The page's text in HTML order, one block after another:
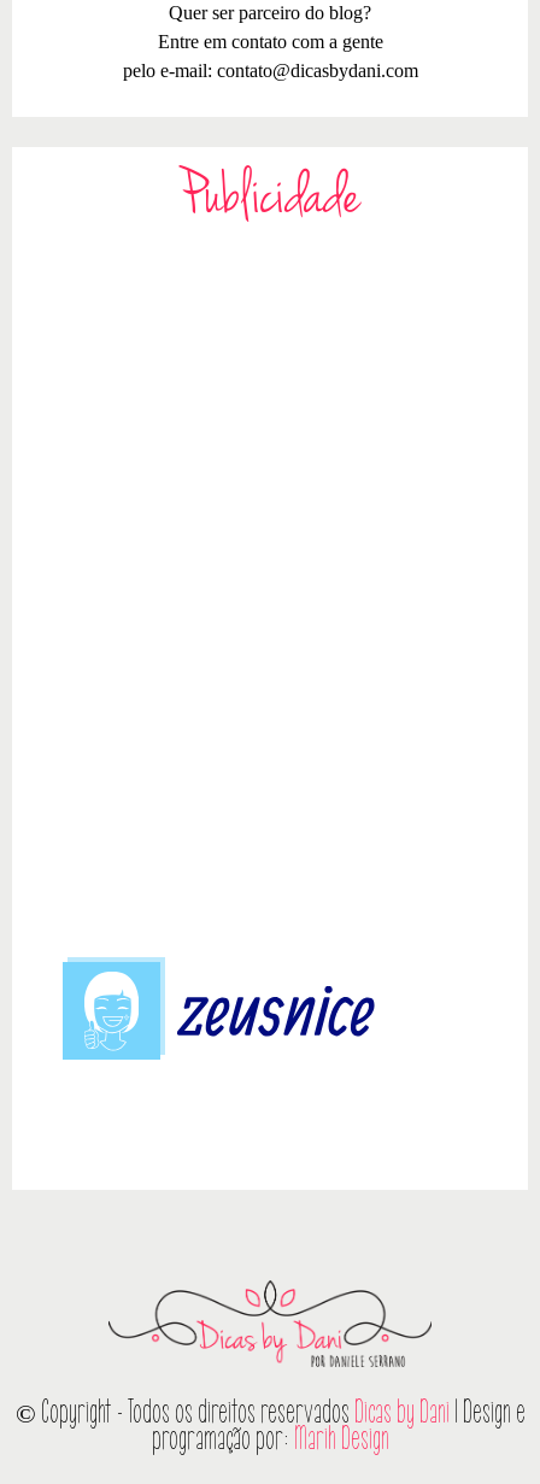
Quer ser parceiro do blog?
Entre em contato com a gente
pelo e-mail: contato@dicasbydani.com
Publicidade
© Copyright - Todos os direitos reservados Dicas by Dani | Design e
programação por: Marih Design